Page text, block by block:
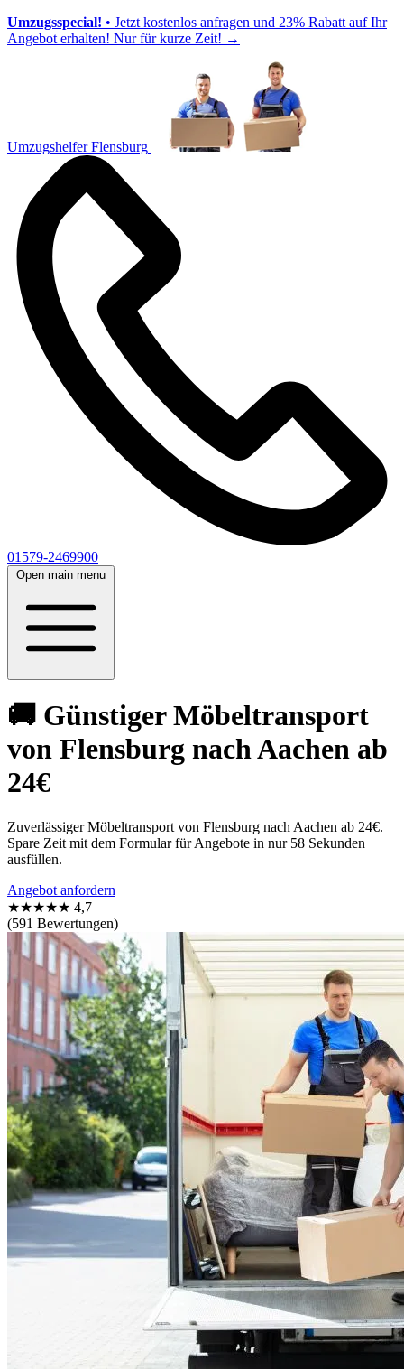
Umzugsspecial! • Jetzt kostenlos anfragen und 23% Rabatt auf Ihr
Angebot erhalten! Nur für kurze Zeit! →
Umzugshelfer Flensburg
01579-2469900
Open main menu
🚚 Günstiger Möbeltransport
von Flensburg nach Aachen ab
24€
Zuverlässiger Möbeltransport von Flensburg nach Aachen ab 24€.
Spare Zeit mit dem Formular für Angebote in nur 58 Sekunden
ausfüllen.
Angebot anfordern
★★★★★ 4,7
(591 Bewertungen)